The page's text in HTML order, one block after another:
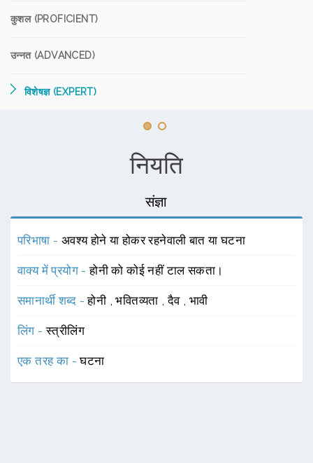
कुशल (PROFICIENT)
उन्नत (ADVANCED)
विशेषज्ञ (EXPERT)
नियति
संज्ञा
परिभाषा - अवश्य होने या होकर रहनेवाली बात या घटना
वाक्य में प्रयोग -होनी को कोई नहीं टाल सकता।
समानार्थी शब्द -होनी ,भवितव्यता ,दैव ,भावी
लिंग -स्त्रीलिंग
एक तरह का -घटना